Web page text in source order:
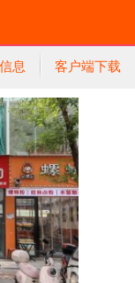
息 客户端下载